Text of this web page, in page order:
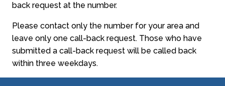
back request at the number.
Please contact only the number for your area and
leave only one call-back request. Those who have
submitted a call-back request will be called back
within three weekdays.